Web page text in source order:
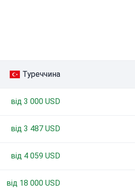
Туреччина
від 3 000 USD
від 3 487 USD
від 4 059 USD
від 18 000 USD